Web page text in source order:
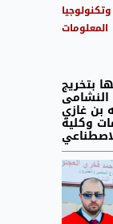
المعلومات
بتخريج
بن غازي
وكلية